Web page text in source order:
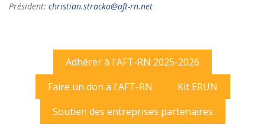
Président: christian.stracka@aft-rn.net
Adhérer à l'AFT-RN 2025-2026
Faire un don à l'AFT-RN
Kit ERUN
Soutien des entreprises partenaires